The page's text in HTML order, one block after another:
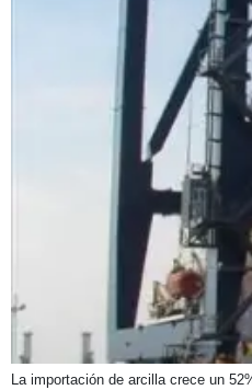
La importación de arcilla crece un